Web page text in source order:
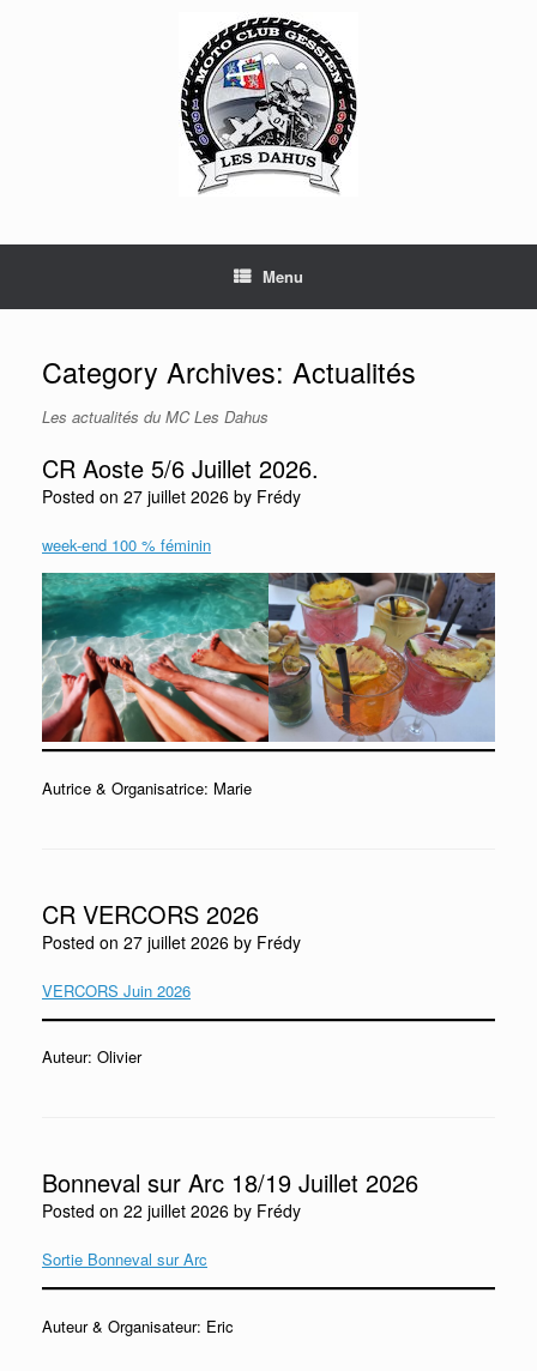
Menu
Category Archives: Actualités
Les actualités du MC Les Dahus
CR Aoste 5/6 Juillet 2026.
Posted on 27 juillet 2026 by Frédy
week-end 100 % féminin
Autrice & Organisatrice: Marie
CR VERCORS 2026
Posted on 27 juillet 2026 by Frédy
VERCORS Juin 2026
Auteur: Olivier
Bonneval sur Arc 18/19 Juillet 2026
Posted on 22 juillet 2026 by Frédy
Sortie Bonneval sur Arc
Auteur & Organisateur: Eric